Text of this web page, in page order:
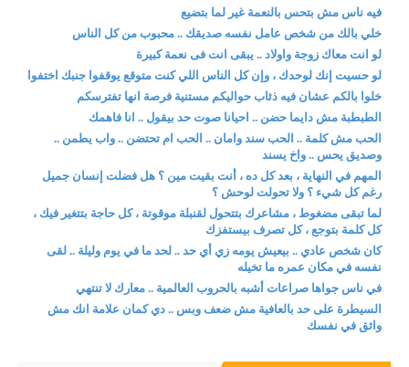
فيه ناس مش بتحس بالنعمة غير لما بتضيع
خلي بالك من شخص عامل نفسه صديقك .. محبوب من كل الناس
لو انت معاك زوجة واولاد .. يبقى انت فى نعمة كبيرة
لو حسيت إنك لوحدك ، وإن كل الناس اللي كنت متوقع يوقفوا جنبك اختفوا
خلوا بالكم عشان فيه ذئاب حواليكم مستنية فرصة انها تفترسكم
الطبطبة مش دايما حضن .. احيانا صوت حد بيقول .. انا فاهمك
الحب مش كلمة .. الحب سند وامان .. الحب ام تحتضن .. واب يطمن ..
وصديق يحس .. واخ يسند
المهم في النهاية ، بعد كل ده ، أنت بقيت مين ؟ هل فضلت إنسان جميل
رغم كل شيء ؟ ولا تحولت لوحش ؟
لما تبقى مضغوط ، مشاعرك بتتحول لقنبلة موقوتة ، كل حاجة بتتغير فيك ،
كل كلمة بتوجع ، كل تصرف بيستفزك
كان شخص عادي .. بيعيش يومه زي أي حد .. لحد ما في يوم وليلة .. لقى
نفسه في مكان عمره ما تخيله
في ناس جواها صراعات أشبه بالحروب العالمية .. معارك لا تنتهي
السيطرة على حد بالعافية مش ضعف وبس .. دي كمان علامة انك مش
واثق في نفسك